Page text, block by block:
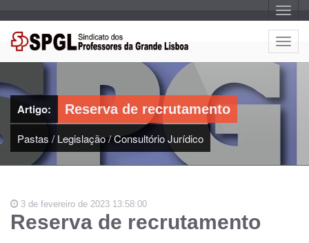
A
l
t
e
r
a
o
A
l
t
n
a
Artigo: Reserva de recrutamento
Pastas / Legislação/Consultório Jurídico
3 de fevereiro de 2023 13:58:00
Reserva de recrutamento